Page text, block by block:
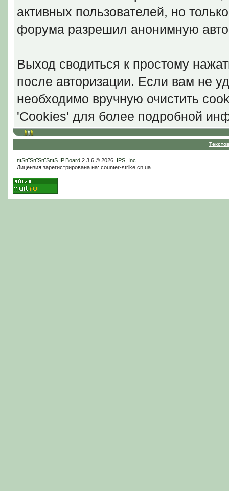
активных пользователей, но
форума разрешил анонимную
Выход сводиться к простому
после авторизации. Если вам не
необходимо вручную очистить
'Cookies' для более подробной
пїЅпїЅпїЅпїЅпїЅ IP.Board2.3.6 © 2026 IPS, Inc
Лицензия зарегистрирована на: counter-strike.cn.ua